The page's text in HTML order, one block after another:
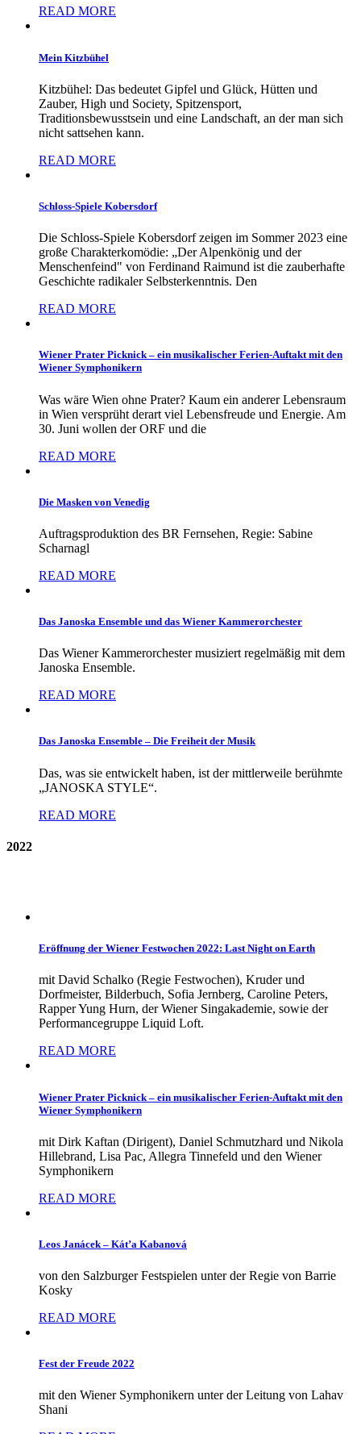
READ MORE
Mein Kitzbühel
Kitzbühel: Das bedeutet Gipfel und Glück, Hütten und
Zauber, High und Society, Spitzensport,
Traditionsbewusstsein und eine Landschaft, an der man sich
nicht sattsehen kann.
READ MORE
Schloss-Spiele Kobersdorf
Die Schloss-Spiele Kobersdorf zeigen im Sommer 2023 eine
große Charakterkomödie: „Der Alpenkönig und der
Menschenfeind" von Ferdinand Raimund ist die zauberhafte
Geschichte radikaler Selbsterkenntnis. Den
READ MORE
Wiener Prater Picknick – ein musikalischer Ferien-Auftakt mit den
Wiener Symphonikern
Was wäre Wien ohne Prater? Kaum ein anderer Lebensraum
in Wien versprüht derart viel Lebensfreude und Energie. Am
30. Juni wollen der ORF und die
READ MORE
Die Masken von Venedig
Auftragsproduktion des BR Fernsehen, Regie: Sabine
Scharnagl
READ MORE
Das Janoska Ensemble und das Wiener Kammerorchester
Das Wiener Kammerorchester musiziert regelmäßig mit dem
Janoska Ensemble.
READ MORE
Das Janoska Ensemble – Die Freiheit der Musik
Das, was sie entwickelt haben, ist der mittlerweile berühmte
„JANOSKA STYLE“.
READ MORE
2022
Eröffnung der Wiener Festwochen 2022: Last Night on Earth
mit David Schalko (Regie Festwochen), Kruder und
Dorfmeister, Bilderbuch, Sofia Jernberg, Caroline Peters,
Rapper Yung Hurn, der Wiener Singakademie, sowie der
Performancegruppe Liquid Loft.
READ MORE
Wiener Prater Picknick – ein musikalischer Ferien-Auftakt mit den
Wiener Symphonikern
mit Dirk Kaftan (Dirigent), Daniel Schmutzhard und Nikola
Hillebrand, Lisa Pac, Allegra Tinnefeld und den Wiener
Symphonikern
READ MORE
Leos Janácek – Kát’a Kabanová
von den Salzburger Festspielen unter der Regie von Barrie
Kosky
READ MORE
Fest der Freude 2022
mit den Wiener Symphonikern unter der Leitung von Lahav
Shani